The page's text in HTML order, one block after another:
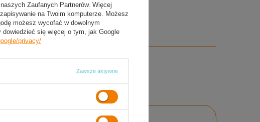
Średnica obciążenia 165 mm
Zaufanych Partnerów. Więcej
na Twoim komputerze. Możesz
możesz wycofać w dowolnym
się więcej o tym, jak Google
privacy/
Zawsze aktywne